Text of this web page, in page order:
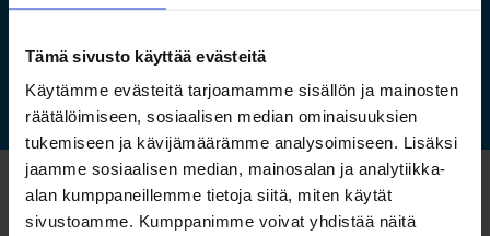
Tämä sivusto käyttää evästeitä
Käytämme evästeitä tarjoamamme sisällön ja mainosten
räätälöimiseen, sosiaalisen median ominaisuuksien
tukemiseen ja kävijämäärämme analysoimiseen. Lisäksi
jaamme sosiaalisen median, mainosalan ja analytiikka-
alan kumppaneillemme tietoja siitä, miten käytät
sivustoamme. Kumppanimme voivat yhdistää näitä
Katso myös nämä